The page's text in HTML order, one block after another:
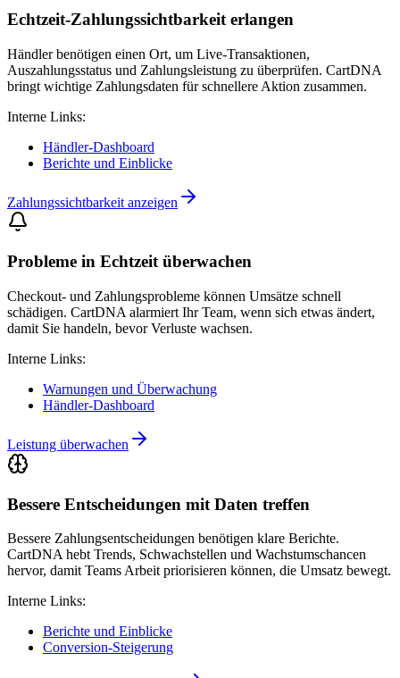
Echtzeit-Zahlungssichtbarkeit erlangen
Händler benötigen einen Ort, um Live-Transaktionen,
Auszahlungsstatus und Zahlungsleistung zu überprüfen. CartDNA
bringt wichtige Zahlungsdaten für schnellere Aktion zusammen.
Interne Links:
Händler-Dashboard
Berichte und Einblicke
Zahlungssichtbarkeit anzeigen
Probleme in Echtzeit überwachen
Checkout- und Zahlungsprobleme können Umsätze schnell
schädigen. CartDNA alarmiert Ihr Team, wenn sich etwas ändert,
damit Sie handeln, bevor Verluste wachsen.
Interne Links:
Warnungen und Überwachung
Händler-Dashboard
Leistung überwachen
Bessere Entscheidungen mit Daten treffen
Bessere Zahlungsentscheidungen benötigen klare Berichte.
CartDNA hebt Trends, Schwachstellen und Wachstumschancen
hervor, damit Teams Arbeit priorisieren können, die Umsatz bewegt.
Interne Links:
Berichte und Einblicke
Conversion-Steigerung